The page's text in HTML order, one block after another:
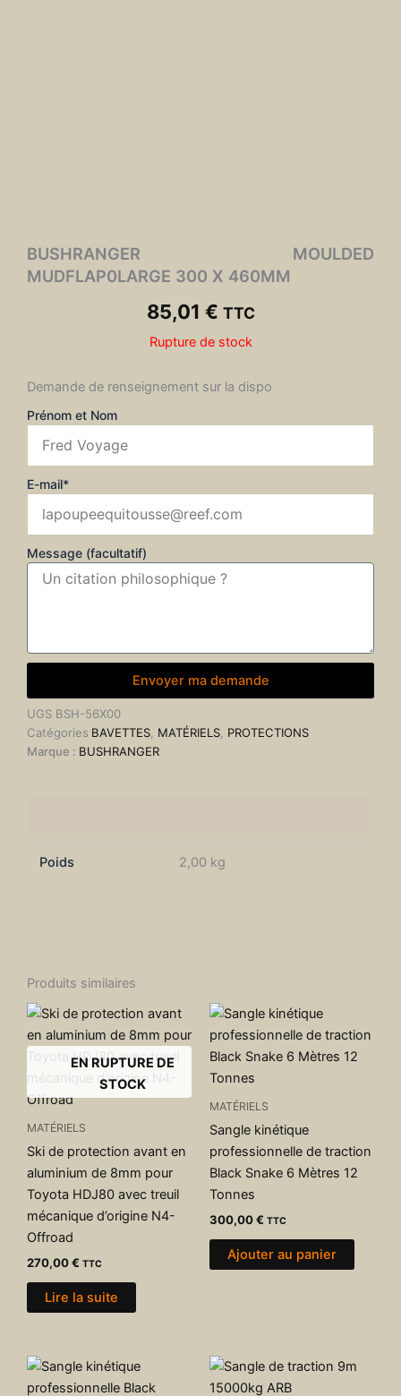
BUSHRANGER MOULDED
MUDFLAP0LARGE 300 X 460MM
85,01 € TTC
Rupture de stock
Demande de renseignement sur la dispo
Prénom et Nom
E-mail*
Message (facultatif)
Envoyer ma demande
UGS BSH-56X00
Catégories BAVETTES, MATÉRIELS, PROTECTIONS
Marque : BUSHRANGER
Poids 2,00 kg
Produits similaires
EN RUPTURE DE
STOCK
MATÉRIELS
Ski de protection avant en
aluminium de 8mm pour
Toyota HDJ80 avec treuil
mécanique d’origine N4-
Offroad
270,00€ TTC
Lire la suite
MATÉRIELS
Sangle kinétique
professionnelle de traction
Black Snake 6 Mètres 12
Tonnes
300,00€ TTC
Ajouter au panier